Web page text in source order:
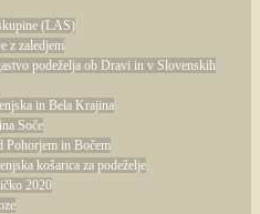
(LAS)
z zaledjem
podeželja ob Dravi in v Slovenskih
in Bela Krajina
Soče
Pohorjem in Bočem
košarica za podeželje
2020